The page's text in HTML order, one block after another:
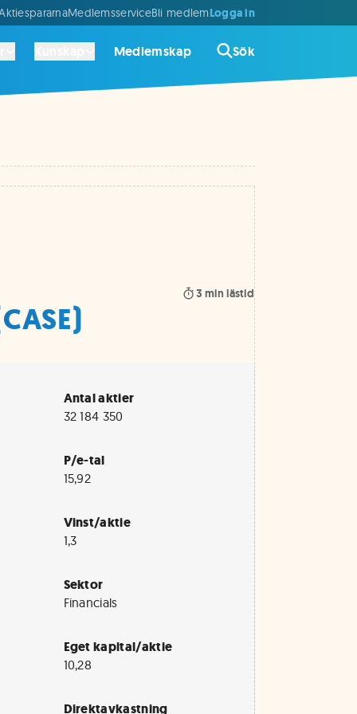
MedlemsserviceBli medlemLogga in
Medlemskap Sök
3 min lästid
Antal aktier
32 184 350
P/e-tal
15,92
Vinst/aktie
1,3
Sektor
Financials
Eget kapital/aktie
10,28
Direktavkastning